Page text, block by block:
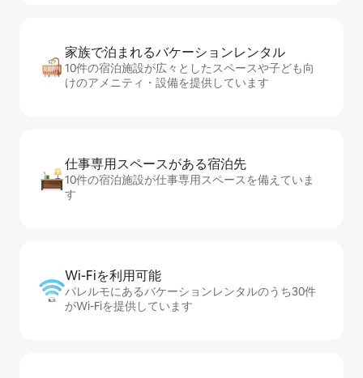
家族で泊まれるバ⁠ケ⁠ー⁠シ⁠ョ⁠ンレ⁠ン⁠タ⁠ル
10件の宿泊施設が広々としたスペースや子ども向
けのアメニティ・設備を提供しています
仕事専用ス⁠ペ⁠ー⁠スがあ⁠る宿⁠泊⁠先
10件の宿泊施設が仕事専用スペースを備えていま
す
Wi-Fiを利⁠用⁠可⁠能
パレルモにあるバケーションレンタルのうち30件
がWi-Fiを提供しています